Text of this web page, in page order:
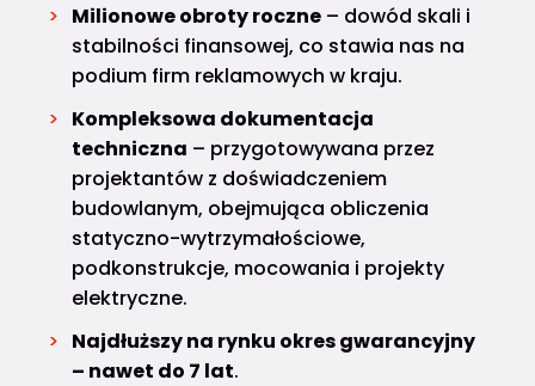
Milionowe obroty roczne – dowód skali i
stabilności finansowej, co stawia nas na
podium firm reklamowych w kraju.
Kompleksowa dokumentacja
techniczna – przygotowywana przez
projektantów z doświadczeniem
budowlanym, obejmująca obliczenia
statyczno-wytrzymałościowe,
podkonstrukcje, mocowania i projekty
elektryczne.
Najdłuższy na rynku okres gwarancyjny
– nawet do 7 lat.